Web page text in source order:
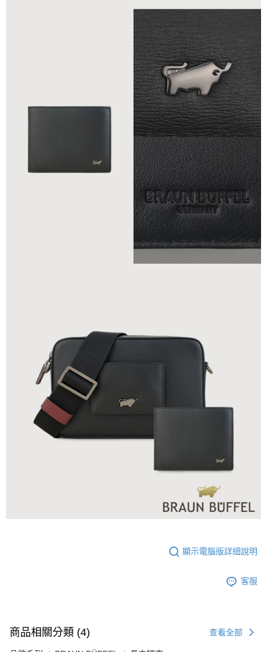
顯示電腦版詳細說明
客服
商品相關分類 (4) 查看全部